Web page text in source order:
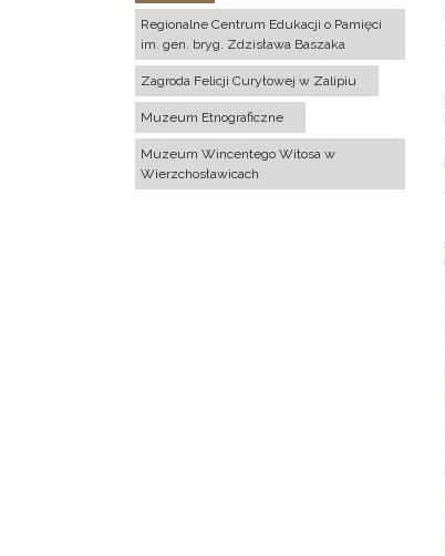
Regionalne Centrum Edukacji o Pamięci
im. gen. bryg. Zdzisława Baszaka
Zagroda Felicji Curyłowej w Zalipiu
Muzeum Etnograficzne
Muzeum Wincentego Witosa w
Wierzchosławicach